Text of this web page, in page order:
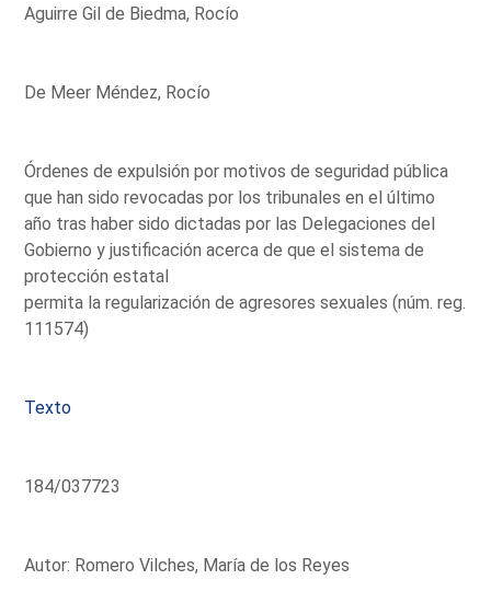
Aguirre Gil de Biedma, Rocío
De Meer Méndez, Rocío
Órdenes de expulsión por motivos de seguridad pública
que han sido revocadas por los tribunales en el último
año tras haber sido dictadas por las Delegaciones del
Gobierno y justificación acerca de que el sistema de
protección estatal
permita la regularización de agresores sexuales (núm. reg.
111574)
Texto
184/037723
Autor: Romero Vilches, María de los Reyes